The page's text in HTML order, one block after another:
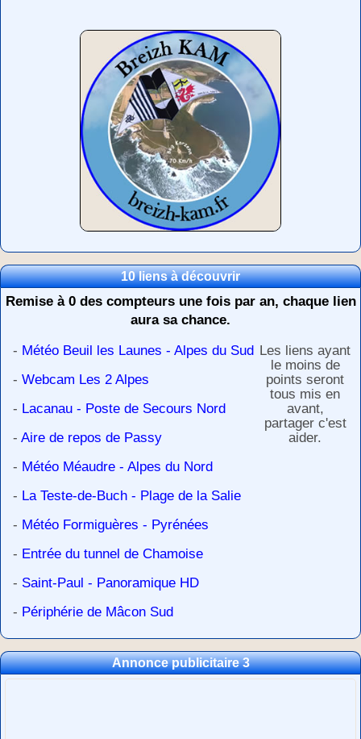
10 liens à découvrir
Remise à 0 des compteurs une fois par an, chaque lien
aura sa chance.
- Météo Beuil les Launes - Alpes du Sud
- Webcam Les 2 Alpes
- Lacanau - Poste de Secours Nord
- Aire de repos de Passy
- Météo Méaudre - Alpes du Nord
- La Teste-de-Buch - Plage de la Salie
- Météo Formiguères - Pyrénées
- Entrée du tunnel de Chamoise
- Saint-Paul - Panoramique HD
- Périphérie de Mâcon Sud
Les liens ayant
le moins de
points seront
tous mis en
avant,
partager c'est
aider.
Annonce publicitaire 3